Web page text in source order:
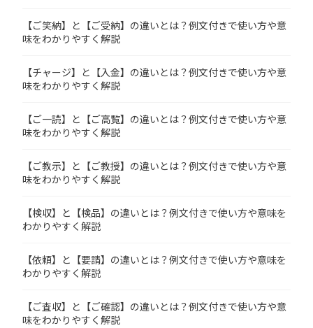
【ご笑納】と【ご受納】の違いとは？例文付きで使い方や意
味をわかりやすく解説
【チャージ】と【入金】の違いとは？例文付きで使い方や意
味をわかりやすく解説
【ご一読】と【ご高覧】の違いとは？例文付きで使い方や意
味をわかりやすく解説
【ご教示】と【ご教授】の違いとは？例文付きで使い方や意
味をわかりやすく解説
【検収】と【検品】の違いとは？例文付きで使い方や意味を
わかりやすく解説
【依頼】と【要請】の違いとは？例文付きで使い方や意味を
わかりやすく解説
【ご査収】と【ご確認】の違いとは？例文付きで使い方や意
味をわかりやすく解説